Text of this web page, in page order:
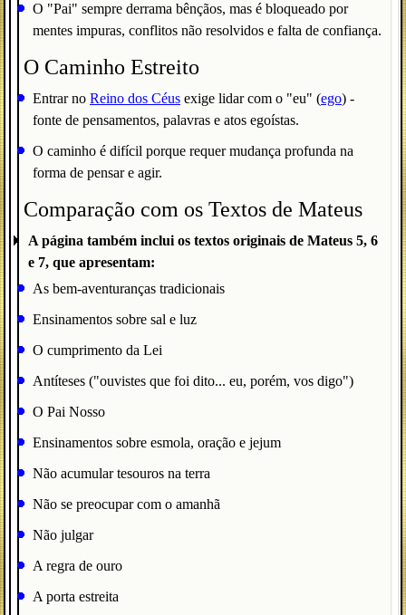
O "Pai" sempre derrama bênçãos, mas é bloqueado por
mentes impuras, conflitos não resolvidos e falta de confiança.
O Caminho Estreito
Entrar no Reino dos Céus exige lidar com o "eu" (ego) -
fonte de pensamentos, palavras e atos egoístas.
O caminho é difícil porque requer mudança profunda na
forma de pensar e agir.
Comparação com os Textos de Mateus
A página também inclui os textos originais de Mateus 5, 6
e 7, que apresentam:
As bem-aventuranças tradicionais
Ensinamentos sobre sal e luz
O cumprimento da Lei
Antíteses ("ouvistes que foi dito... eu, porém, vos digo")
O Pai Nosso
Ensinamentos sobre esmola, oração e jejum
Não acumular tesouros na terra
Não se preocupar com o amanhã
Não julgar
A regra de ouro
A porta estreita